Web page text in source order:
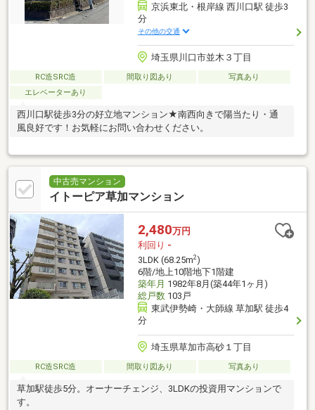
京浜東北・根岸線 西川口駅 徒歩3
分
その他の交通
埼玉県川口市並木３丁目
RC造SRC造 間取り図あり
写真あり
エレベーターあり
西川口駅徒歩3分の好立地マンション★南西向きで陽当たり・通
風良好です！お気軽にお問い合わせください。
中古売マンション
イトーピア草加マンション
2,480万円
利回り -
3LDK (68.25m2)
6階/地上10階地下1階建
築年月 1982年8月(築44年1ヶ月)
総戸数103戸
東武伊勢崎・大師線 草加駅 徒歩4
分
埼玉県草加市高砂１丁目
RC造SRC造 間取り図あり 写真あり
草加駅徒歩5分。オーナーチェンジ、3LDKの投資用マンションで
す。